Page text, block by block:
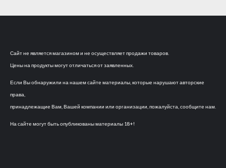
Сайт не является магазином и не осуществляет продажи товаров.
Цены на продукты могут отличаться от заявленных.
Если Вы обнаружили на нашем сайте материалы, которые нарушают авторские
права,
принадлежащие Вам, Вашей компании или организации, пожалуйста, сообщите нам.
На сайте могут быть опубликованы материалы 18+!